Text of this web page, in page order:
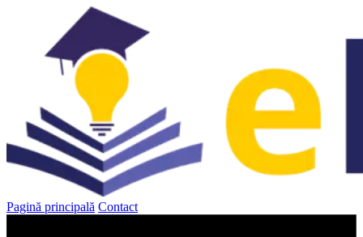
Pagină principală Contact